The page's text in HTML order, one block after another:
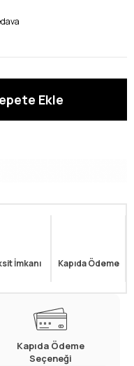
İmkanı Kapıda Ödeme
Kapıda Ödeme
Seçeneği